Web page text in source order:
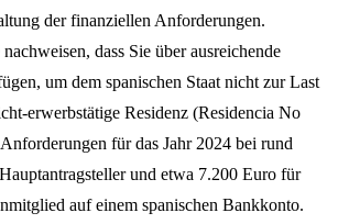
der finanziellen Anforderungen.
dass Sie über ausreichende
um dem spanischen Staat nicht zur Last
erwerbstätige Residenz (Residencia No
für das Jahr 2024 bei rund
und etwa 7.200 Euro für
auf einem spanischen Bankkonto.